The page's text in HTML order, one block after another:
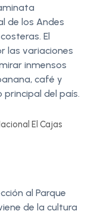
de los Andes
El
las variaciones
inmensos
café y
del país.
El Cajas
al Parque
de la cultura